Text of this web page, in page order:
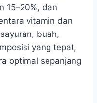
15–20%, dan
vitamin dan
buah,
yang tepat,
optimal sepanjang